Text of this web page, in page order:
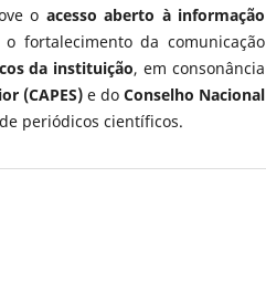
o acesso aberto à informação
fortalecimento da comunicação
da instituição, em consonância
(CAPES)e do Conselho Nacional
periódicos científicos.